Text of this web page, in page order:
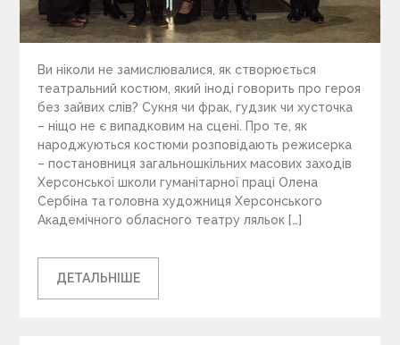
Ви ніколи не замислювалися, як створюється
театральний костюм, який іноді говорить про героя
без зайвих слів? Сукня чи фрак, гудзик чи хусточка
– ніщо не є випадковим на сцені. Про те, як
народжуються костюми розповідають режисерка
– постановниця загальношкільних масових заходів
Херсонської школи гуманітарної праці Олена
Сербіна та головна художниця Херсонського
Академічного обласного театру ляльок […]
ДЕТАЛЬНІШЕ